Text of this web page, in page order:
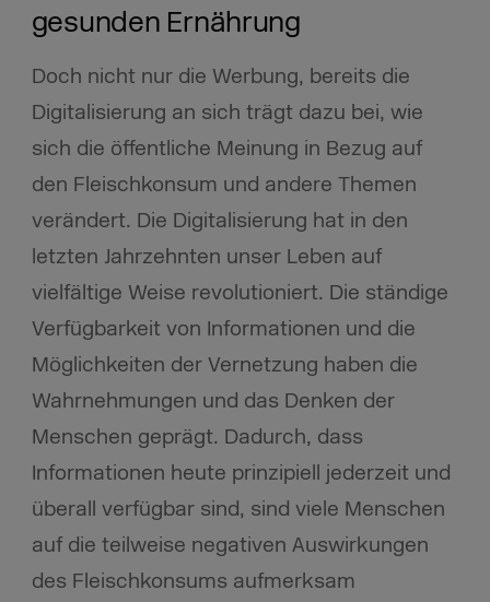
gesunden Ernährung
Doch nicht nur die Werbung, bereits die
Digitalisierung an sich trägt dazu bei, wie
sich die öffentliche Meinung in Bezug auf
den Fleischkonsum und andere Themen
verändert. Die Digitalisierung hat in den
letzten Jahrzehnten unser Leben auf
vielfältige Weise revolutioniert. Die ständige
Verfügbarkeit von Informationen und die
Möglichkeiten der Vernetzung haben die
Wahrnehmungen und das Denken der
Menschen geprägt. Dadurch, dass
Informationen heute prinzipiell jederzeit und
überall verfügbar sind, sind viele Menschen
auf die teilweise negativen Auswirkungen
des Fleischkonsums aufmerksam